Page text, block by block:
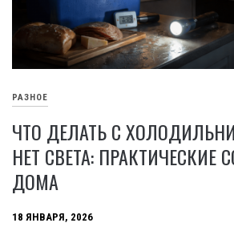
РАЗНОЕ
ЧТО ДЕЛАТЬ С
НЕТ СВЕТА: ПРАКТИЧЕСКИЕ
ДОМА
18 ЯНВАРЯ, 2026